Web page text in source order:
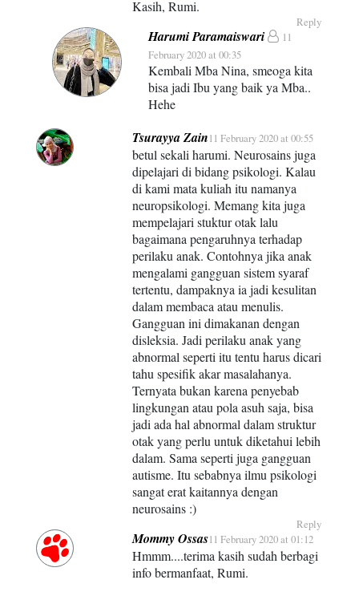
Kasih, Rumi.
Reply
Harumi Paramaiswari
11
February 2020 at 00:35
Kembali Mba Nina, smeoga kita
bisa jadi Ibu yang baik ya Mba..
Hehe
Tsurayya Zain11 February 2020 at 00:55
betul sekali harumi. Neurosains juga
dipelajari di bidang psikologi. Kalau
di kami mata kuliah itu namanya
neuropsikologi. Memang kita juga
mempelajari stuktur otak lalu
bagaimana pengaruhnya terhadap
perilaku anak. Contohnya jika anak
mengalami gangguan sistem syaraf
tertentu, dampaknya ia jadi kesulitan
dalam membaca atau menulis.
Gangguan ini dimakanan dengan
disleksia. Jadi perilaku anak yang
abnormal seperti itu tentu harus dicari
tahu spesifik akar masalahanya.
Ternyata bukan karena penyebab
lingkungan atau pola asuh saja, bisa
jadi ada hal abnormal dalam struktur
otak yang perlu untuk diketahui lebih
dalam. Sama seperti juga gangguan
autisme. Itu sebabnya ilmu psikologi
sangat erat kaitannya dengan
neurosains :)
Reply
Mommy Ossas11 February 2020 at 01:12
Hmmm....terima kasih sudah berbagi
info bermanfaat, Rumi.